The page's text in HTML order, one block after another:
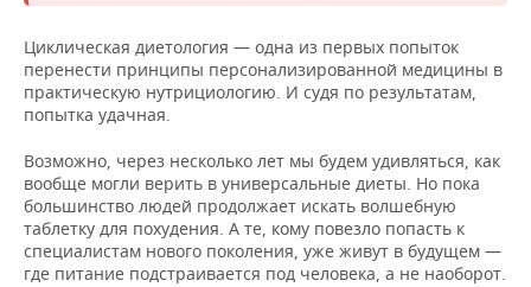
Циклическая диетология — одна из первых попыток
перенести принципы персонализированной медицины в
практическую нутрициологию. И судя по результатам,
попытка удачная.
Возможно, через несколько лет мы будем удивляться, как
вообще могли верить в универсальные диеты. Но пока
большинство людей продолжает искать волшебную
таблетку для похудения. А те, кому повезло попасть к
специалистам нового поколения, уже живут в будущем —
где питание подстраивается под человека, а не наоборот.